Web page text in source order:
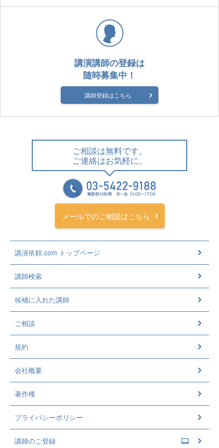
講演講師の登録は
随時募集中！
講師登録はこちら
ご相談は無料です。
ご連絡はお気軽に。
メールでのご相談はこちら
講演依頼.com トップページ
講師検索
候補に入れた講師
ご相談
規約
会社概要
著作権
プライバシーポリシー
講師のご登録